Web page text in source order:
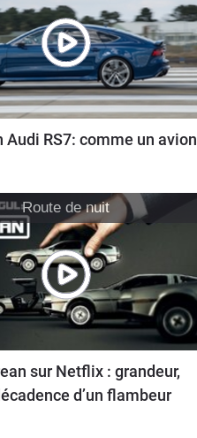
Audi RS7: comme un avion
Route de nuit
sur Netflix : grandeur,
d’un flambeur